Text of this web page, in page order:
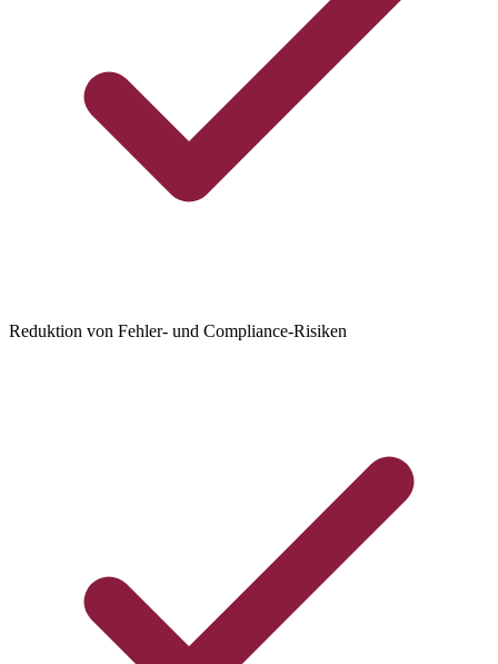
Reduktion von Fehler- und Compliance-Risiken